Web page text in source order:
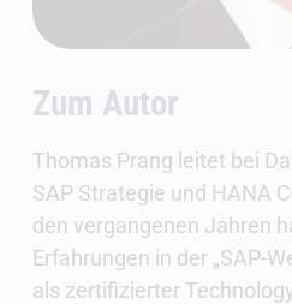
Zum Autor
Thomas Prang leitet bei
SAP Strategie und HANA
den vergangenen Jahren
Erfahrungen in der „SAP-
als zertifizierter